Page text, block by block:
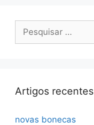
por:
Artigos recentes
novas bonecas